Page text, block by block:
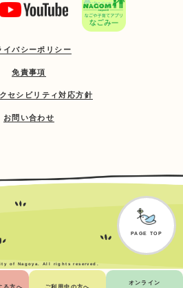
PAGE TOP
イバシーポリシー
免責事項
セシビリティ対応方針
お問い合わせ
of Nagoya. All rights reserved.
る方へ ご利用中の方へ
オンライン